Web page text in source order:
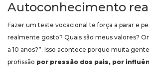
Autoconhecimento
Fazer um teste vocacional te força a parar e
realmente gosto? Quais são meus valores?
a 10 anos?”. Isso acontece porque muita
profissão por pressão dos pais, por